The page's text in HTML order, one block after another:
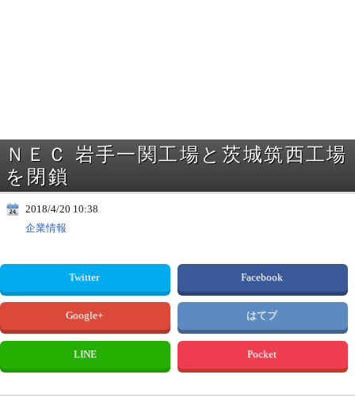
ＮＥＣ 岩手一関工場と茨城筑西工場
を閉鎖
2018/4/20 10:38
企業情報
Twitter Facebook
Google+ はてブ
LINE Pocket